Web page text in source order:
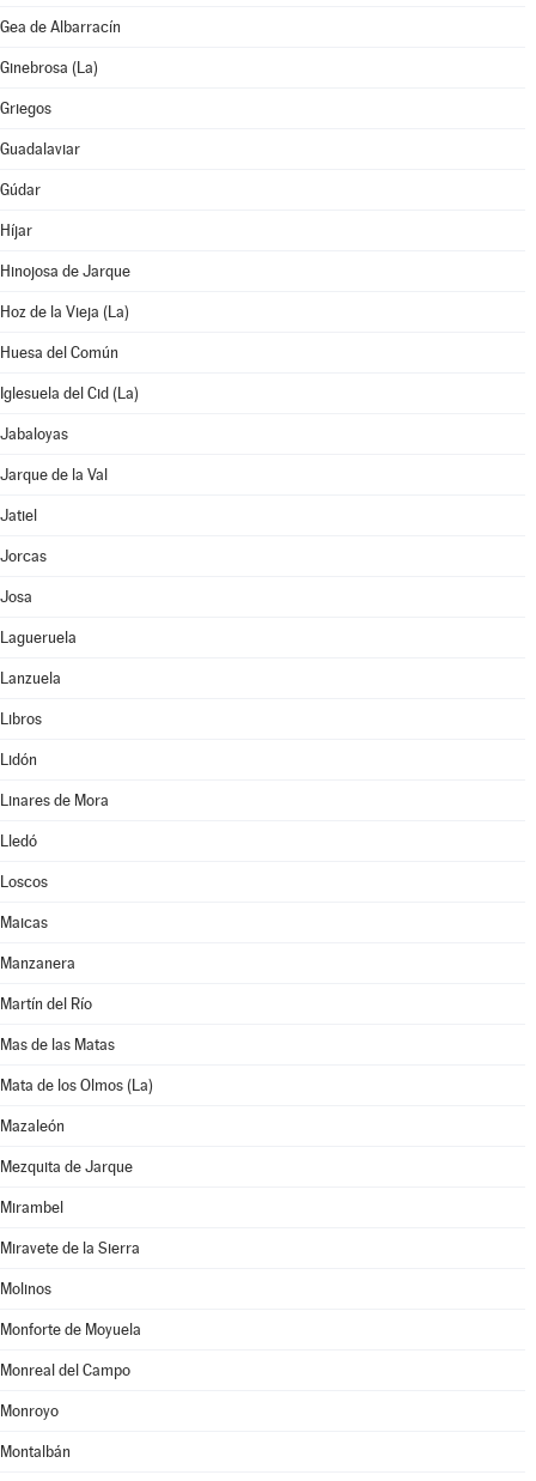
Gea de Albarracín
Ginebrosa (La)
Griegos
Guadalaviar
Gúdar
Híjar
Hinojosa de Jarque
Hoz de la Vieja (La)
Huesa del Común
Iglesuela del Cid (La)
Jabaloyas
Jarque de la Val
Jatiel
Jorcas
Josa
Lagueruela
Lanzuela
Libros
Lidón
Linares de Mora
Lledó
Loscos
Maicas
Manzanera
Martín del Río
Mas de las Matas
Mata de los Olmos (La)
Mazaleón
Mezquita de Jarque
Mirambel
Miravete de la Sierra
Molinos
Monforte de Moyuela
Monreal del Campo
Monroyo
Montalbán